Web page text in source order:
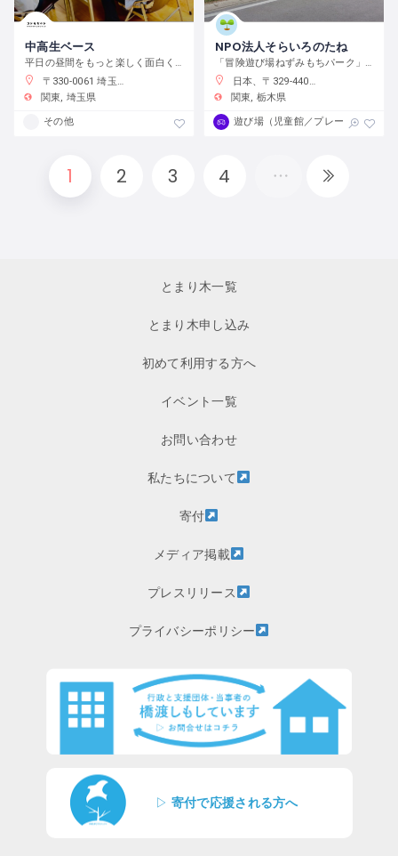
中高生ベース
平日の昼間をもっと楽しく面白く！
〒330-0061 埼玉県さいたま市浦和区常磐７丁目４−１ 埼玉りそな銀行さいたま研修センター
関東
埼玉県
その他
NPO法人そらいろのたね
「冒険遊び場ねずみもちパーク」で自分の責任で自由に遊ぼう
日本、〒329-4403 栃木県栃木市大平町蔵井２００１−２
関東
栃木県
遊び場（児童館／プレーパーク）
1 2 3 4
とまり木一覧
とまり木申し込み
初めて利用する方へ
イベント一覧
お問い合わせ
私たちについて
寄付
メディア掲載
プレスリリース
プライバシーポリシー
▷ 寄付で応援される方へ